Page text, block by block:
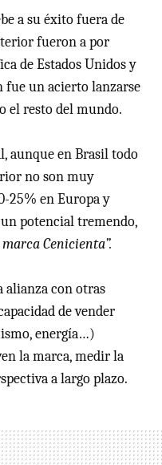
a su éxito fuera de
fueron a por
de Estados Unidos y
fue un acierto lanzarse
el resto del mundo.
aunque en Brasil todo
no son muy
25% en Europa y
potencial tremendo,
Cenicienta”.
alianza con otras
de vender
energía…)
la marca, medir la
a largo plazo.